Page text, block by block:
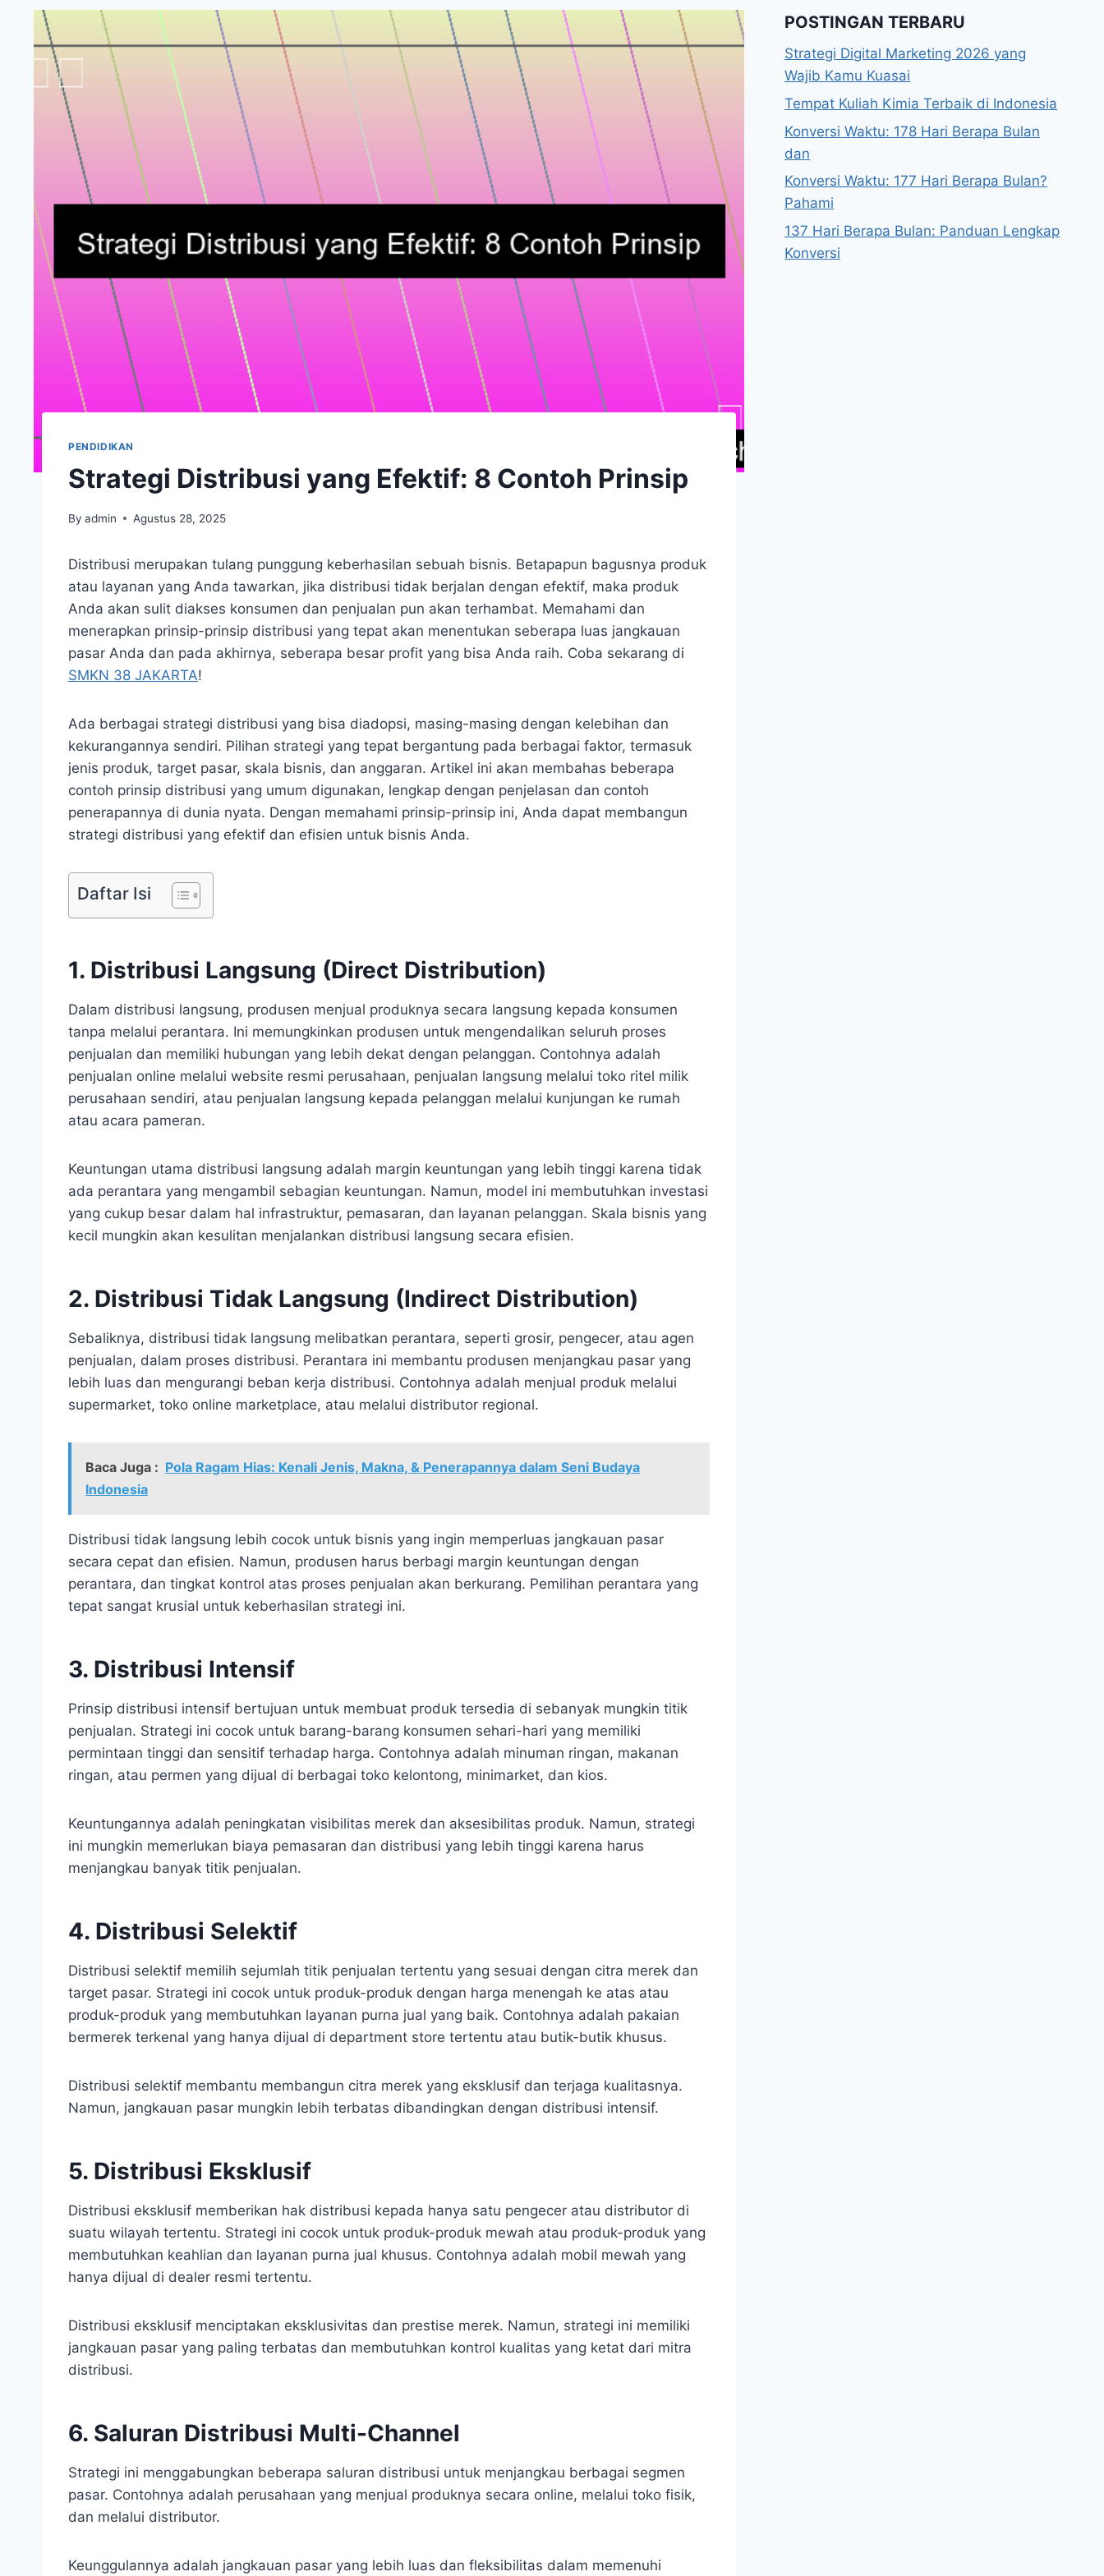
PENDIDIKAN
Strategi Distribusi yang Efektif: 8 Contoh Prinsip
By admin Agustus 28, 2025
Distribusi merupakan tulang punggung keberhasilan sebuah bisnis. Betapapun bagusnya produk
atau layanan yang Anda tawarkan, jika distribusi tidak berjalan dengan efektif, maka produk
Anda akan sulit diakses konsumen dan penjualan pun akan terhambat. Memahami dan
menerapkan prinsip-prinsip distribusi yang tepat akan menentukan seberapa luas jangkauan
pasar Anda dan pada akhirnya, seberapa besar profit yang bisa Anda raih. Coba sekarang di
SMKN 38 JAKARTA!
Ada berbagai strategi distribusi yang bisa diadopsi, masing-masing dengan kelebihan dan
kekurangannya sendiri. Pilihan strategi yang tepat bergantung pada berbagai faktor, termasuk
jenis produk, target pasar, skala bisnis, dan anggaran. Artikel ini akan membahas beberapa
contoh prinsip distribusi yang umum digunakan, lengkap dengan penjelasan dan contoh
penerapannya di dunia nyata. Dengan memahami prinsip-prinsip ini, Anda dapat membangun
strategi distribusi yang efektif dan efisien untuk bisnis Anda.
Daftar Isi
1. Distribusi Langsung (Direct Distribution)
Dalam distribusi langsung, produsen menjual produknya secara langsung kepada konsumen
tanpa melalui perantara. Ini memungkinkan produsen untuk mengendalikan seluruh proses
penjualan dan memiliki hubungan yang lebih dekat dengan pelanggan. Contohnya adalah
penjualan online melalui website resmi perusahaan, penjualan langsung melalui toko ritel milik
perusahaan sendiri, atau penjualan langsung kepada pelanggan melalui kunjungan ke rumah
atau acara pameran.
Keuntungan utama distribusi langsung adalah margin keuntungan yang lebih tinggi karena tidak
ada perantara yang mengambil sebagian keuntungan. Namun, model ini membutuhkan investasi
yang cukup besar dalam hal infrastruktur, pemasaran, dan layanan pelanggan. Skala bisnis yang
kecil mungkin akan kesulitan menjalankan distribusi langsung secara efisien.
2. Distribusi Tidak Langsung (Indirect Distribution)
Sebaliknya, distribusi tidak langsung melibatkan perantara, seperti grosir, pengecer, atau agen
penjualan, dalam proses distribusi. Perantara ini membantu produsen menjangkau pasar yang
lebih luas dan mengurangi beban kerja distribusi. Contohnya adalah menjual produk melalui
supermarket, toko online marketplace, atau melalui distributor regional.
Baca Juga : Pola Ragam Hias: Kenali Jenis, Makna, & Penerapannya dalam Seni Budaya
Indonesia
Distribusi tidak langsung lebih cocok untuk bisnis yang ingin memperluas jangkauan pasar
secara cepat dan efisien. Namun, produsen harus berbagi margin keuntungan dengan
perantara, dan tingkat kontrol atas proses penjualan akan berkurang. Pemilihan perantara yang
tepat sangat krusial untuk keberhasilan strategi ini.
3. Distribusi Intensif
Prinsip distribusi intensif bertujuan untuk membuat produk tersedia di sebanyak mungkin titik
penjualan. Strategi ini cocok untuk barang-barang konsumen sehari-hari yang memiliki
permintaan tinggi dan sensitif terhadap harga. Contohnya adalah minuman ringan, makanan
ringan, atau permen yang dijual di berbagai toko kelontong, minimarket, dan kios.
Keuntungannya adalah peningkatan visibilitas merek dan aksesibilitas produk. Namun, strategi
ini mungkin memerlukan biaya pemasaran dan distribusi yang lebih tinggi karena harus
menjangkau banyak titik penjualan.
4. Distribusi Selektif
Distribusi selektif memilih sejumlah titik penjualan tertentu yang sesuai dengan citra merek dan
target pasar. Strategi ini cocok untuk produk-produk dengan harga menengah ke atas atau
produk-produk yang membutuhkan layanan purna jual yang baik. Contohnya adalah pakaian
bermerek terkenal yang hanya dijual di department store tertentu atau butik-butik khusus.
Distribusi selektif membantu membangun citra merek yang eksklusif dan terjaga kualitasnya.
Namun, jangkauan pasar mungkin lebih terbatas dibandingkan dengan distribusi intensif.
5. Distribusi Eksklusif
Distribusi eksklusif memberikan hak distribusi kepada hanya satu pengecer atau distributor di
suatu wilayah tertentu. Strategi ini cocok untuk produk-produk mewah atau produk-produk yang
membutuhkan keahlian dan layanan purna jual khusus. Contohnya adalah mobil mewah yang
hanya dijual di dealer resmi tertentu.
Distribusi eksklusif menciptakan eksklusivitas dan prestise merek. Namun, strategi ini memiliki
jangkauan pasar yang paling terbatas dan membutuhkan kontrol kualitas yang ketat dari mitra
distribusi.
6. Saluran Distribusi Multi-Channel
Strategi ini menggabungkan beberapa saluran distribusi untuk menjangkau berbagai segmen
pasar. Contohnya adalah perusahaan yang menjual produknya secara online, melalui toko fisik,
dan melalui distributor.
Keunggulannya adalah jangkauan pasar yang lebih luas dan fleksibilitas dalam memenuhi
POSTINGAN TERBARU
Strategi Digital Marketing 2026 yang
Wajib Kamu Kuasai
Tempat Kuliah Kimia Terbaik di Indonesia
Konversi Waktu: 178 Hari Berapa Bulan
dan
Konversi Waktu: 177 Hari Berapa Bulan?
Pahami
137 Hari Berapa Bulan: Panduan Lengkap
Konversi